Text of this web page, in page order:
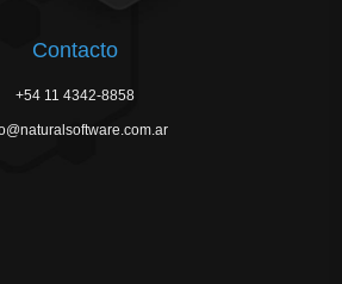
Contacto
+54 11 4342-8858